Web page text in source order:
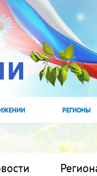
РЕГИОНЫ